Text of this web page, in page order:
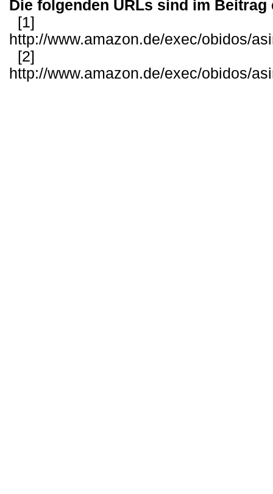
Die folgenden URLs sind im Beitrag
[1]
http://www.amazon.de/exec/obidos/
[2]
http://www.amazon.de/exec/obidos/